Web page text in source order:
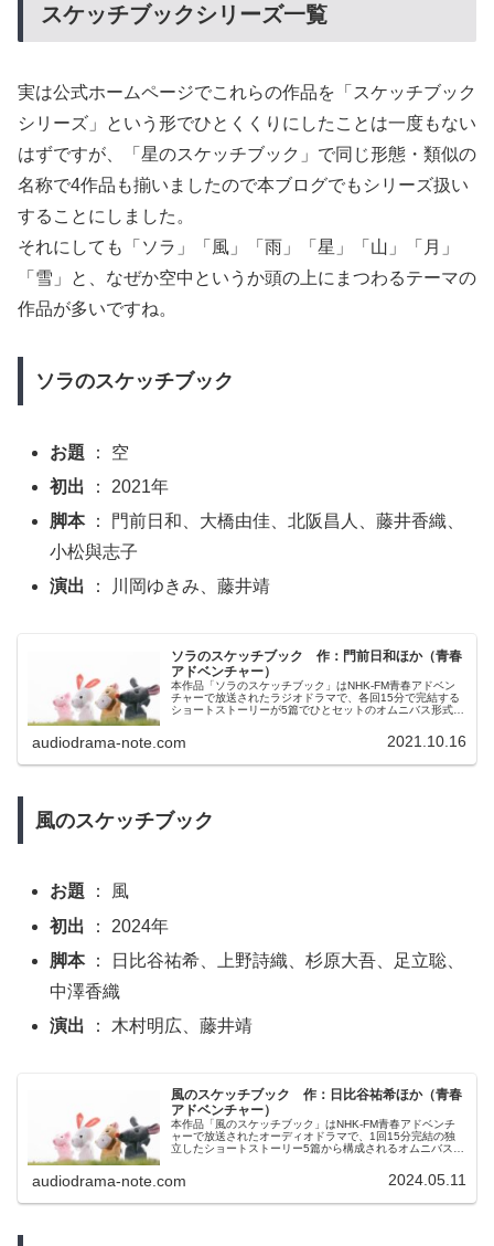
スケッチブックシリーズ一覧
実は公式ホームページでこれらの作品を「スケッチブック
シリーズ」という形でひとくくりにしたことは一度もない
はずですが、「星のスケッチブック」で同じ形態・類似の
名称で4作品も揃いましたので本ブログでもシリーズ扱い
することにしました。
それにしても「ソラ」「風」「雨」「星」「山」「月」
「雪」と、なぜか空中というか頭の上にまつわるテーマの
作品が多いですね。
ソラのスケッチブック
お題 ： 空
初出 ： 2021年
脚本： 門前日和、大橋由佳、北阪昌人、藤井香織、
小松與志子
演出 ： 川岡ゆきみ、藤井靖
ソラのスケッチブック 作：門前日和ほか（青春
アドベンチャー）
本作品「ソラのスケッチブック」はNHK-FM青春アドベン
チャーで放送されたラジオドラマで、各回15分で完結する
ショートストーリーが5篇でひとセットのオムニバス形式の
はオリジナル脚本が極端に多かった年で、脚本家競作の作
品に限っても本作品に加えて「シンクホール」、「当面の
audiodrama-note.com 2021.10.16
風のスケッチブック
お題 ： 風
初出 ： 2024年
脚本： 日比谷祐希、上野詩織、杉原大吾、足立聡、
中澤香織
演出 ： 木村明広、藤井靖
風のスケッチブック 作：日比谷祐希ほか（青春
アドベンチャー）
本作品「風のスケッチブック」はNHK-FM青春アドベンチ
ャーで放送されたオーディオドラマで、1回15分完結の独
立したショートストーリー5篇から構成されるオムニバス作
2021年の「ソラのスケッチブック」に次いで2作品目です
が、これをNHKがシリーズとして扱っているかは微妙なと
いる「ストーリーボックスシリーズ」とどう棲み分けてい
audiodrama-note.com 2024.05.11